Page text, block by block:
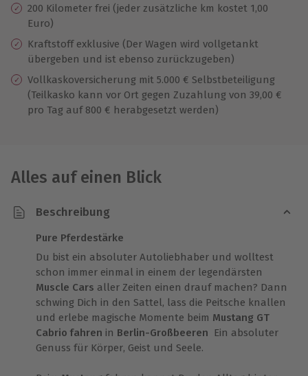
200 Kilometer frei (jeder zusätzliche km kostet 1,00
Euro)
Kraftstoff exklusive (Der Wagen wird vollgetankt
übergeben und ist ebenso zurückzugeben)
Vollkaskoversicherung mit 5.000 € Selbstbeteiligung
(Teilkasko kann vor Ort gegen Zuzahlung von 39,00 €
pro Tag auf 800 € herabgesetzt werden)
Alles auf einen Blick
Beschreibung
Pure Pferdestärke
Du bist ein absoluter Autoliebhaber und wolltest
schon immer einmal in einem der legendärsten
Muscle Cars aller Zeiten einen drauf machen? Dann
schwing Dich in den Sattel, lass die Peitsche knallen
und erlebe magische Momente beim Mustang GT
Cabrio fahren in Berlin-Großbeeren
Ein absoluter
Genuss für Körper, Geist und Seele.